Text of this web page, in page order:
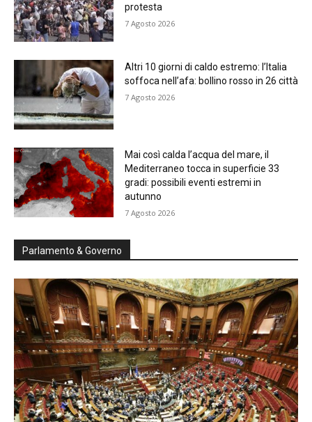
protesta
7 Agosto 2026
Altri 10 giorni di caldo estremo: l’Italia
soffoca nell’afa: bollino rosso in 26 città
7 Agosto 2026
Mai così calda l’acqua del mare, il
Mediterraneo tocca in superficie 33
gradi: possibili eventi estremi in
autunno
7 Agosto 2026
Parlamento & Governo